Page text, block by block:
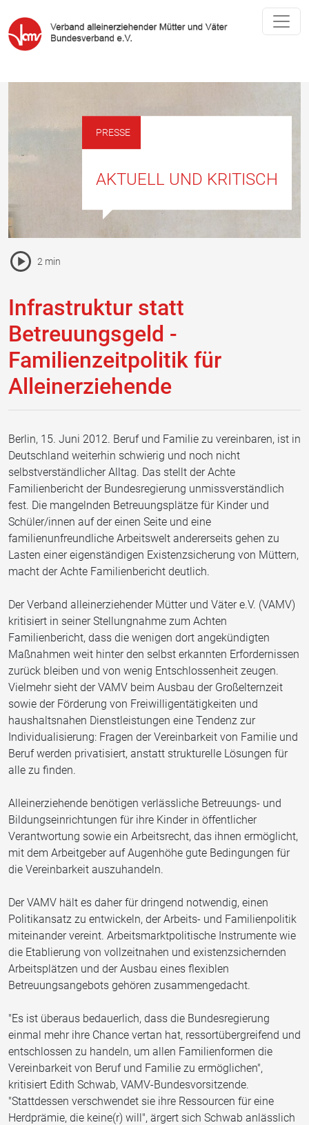
PRESSE
AKTUELL UND KRITISCH
Vorlesen Icon
Pause Icon
2 min
Infrastruktur statt
Betreuungsgeld -
Familienzeitpolitik für
Alleinerziehende
Berlin, 15. Juni 2012. Beruf und Familie zu vereinbaren, ist in
Deutschland weiterhin schwierig und noch nicht
selbstverständlicher Alltag. Das stellt der Achte
Familienbericht der Bundesregierung unmissverständlich
fest. Die mangelnden Betreuungsplätze für Kinder und
Schüler/innen auf der einen Seite und eine
familienunfreundliche Arbeitswelt andererseits gehen zu
Lasten einer eigenständigen Existenzsicherung von Müttern,
macht der Achte Familienbericht deutlich.
Der Verband alleinerziehender Mütter und Väter e.V. (VAMV)
kritisiert in seiner Stellungnahme zum Achten
Familienbericht, dass die wenigen dort angekündigten
Maßnahmen weit hinter den selbst erkannten Erfordernissen
zurück bleiben und von wenig Entschlossenheit zeugen.
Vielmehr sieht der VAMV beim Ausbau der Großelternzeit
sowie der Förderung von Freiwilligentätigkeiten und
haushaltsnahen Dienstleistungen eine Tendenz zur
Individualisierung: Fragen der Vereinbarkeit von Familie und
Beruf werden privatisiert, anstatt strukturelle Lösungen für
alle zu finden.
Alleinerziehende benötigen verlässliche Betreuungs- und
Bildungseinrichtungen für ihre Kinder in öffentlicher
Verantwortung sowie ein Arbeitsrecht, das ihnen ermöglicht,
mit dem Arbeitgeber auf Augenhöhe gute Bedingungen für
die Vereinbarkeit auszuhandeln.
Der VAMV hält es daher für dringend notwendig, einen
Politikansatz zu entwickeln, der Arbeits- und Familienpolitik
miteinander vereint. Arbeitsmarktpolitische Instrumente wie
die Etablierung von vollzeitnahen und existenzsichernden
Arbeitsplätzen und der Ausbau eines flexiblen
Betreuungsangebots gehören zusammengedacht.
"Es ist überaus bedauerlich, dass die Bundesregierung
einmal mehr ihre Chance vertan hat, ressortübergreifend und
entschlossen zu handeln, um allen Familienformen die
Vereinbarkeit von Beruf und Familie zu ermöglichen",
kritisiert Edith Schwab, VAMV-Bundesvorsitzende.
"Stattdessen verschwendet sie ihre Ressourcen für eine
Herdprämie, die keine(r) will", ärgert sich Schwab anlässlich